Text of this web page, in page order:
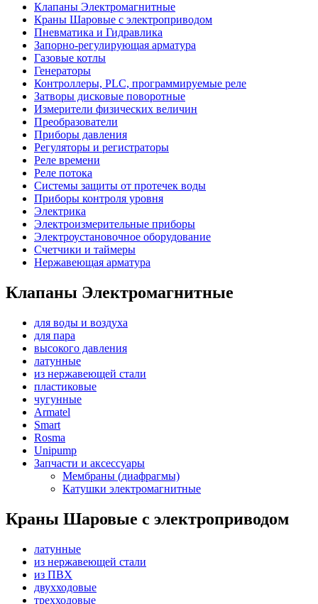
Клапаны Электромагнитные
Краны Шаровые с электроприводом
Пневматика и Гидравлика
Запорно-регулирующая арматура
Газовые котлы
Генераторы
Контроллеры, PLС, программируемые реле
Затворы дисковые поворотные
Измерители физических величин
Преобразователи
Приборы давления
Регуляторы и регистраторы
Реле времени
Реле потока
Системы защиты от протечек воды
Приборы контроля уровня
Электрика
Электроизмерительные приборы
Электроустановочное оборудование
Счетчики и таймеры
Нержавеющая арматура
Клапаны Электромагнитные
для воды и воздуха
для пара
высокого давления
латунные
из нержавеющей стали
пластиковые
чугунные
Armatel
Smart
Rosma
Unipump
Запчасти и аксессуары
Мембраны (диафрагмы)
Катушки электромагнитные
Краны Шаровые с электроприводом
латунные
из нержавеющей стали
из ПВХ
двухходовые
трехходовые